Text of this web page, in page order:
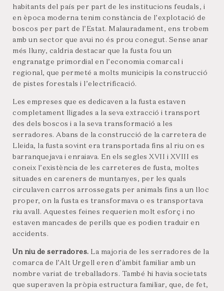
habitants del país per part de les institucions feudals, i
en època moderna tenim constància de l’explotació de
boscos per part de l’Estat. Malauradament, ens trobem
amb un sector que avui no és prou conegut. Sense anar
més lluny, caldria destacar que la fusta fou un
engranatge primordial en l’economia comarcal i
regional, que permeté a molts municipis la construcció
de pistes forestals i l’electrificació.
Les empreses que es dedicaven a la fusta estaven
completament lligades a la seva extracció i transport
des dels boscos i a la seva transformació a les
serradores. Abans de la construcció de la carretera de
Lleida, la fusta sovint era transportada fins al riu on es
barranquejava i enraiava. En els segles XVII i XVIII es
coneix l’existència de les carreteres de fusta, moltes
situades en careners de muntanyes, per les quals
circulaven carros arrossegats per animals fins a un lloc
proper, on la fusta es transformava o es transportava
riu avall. Aquestes feines requerien molt esforç i no
estaven mancades de perills que es podien traduir en
accidents.
Un niu de serradores. La majoria de les serradores de la
comarca de l’Alt Urgell eren d’àmbit familiar amb un
nombre variat de treballadors. També hi havia societats
que superaven la pròpia estructura familiar, que, de fet,